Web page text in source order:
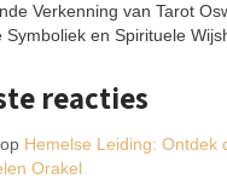
Verkenning van Tarot
Symboliek en Spirituele
reacties
op Hemelse Leiding: Ontdek
Orakel